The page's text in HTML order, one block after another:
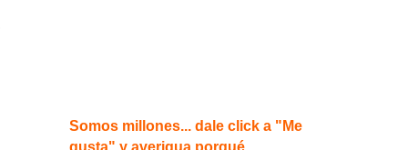
Somos millones... dale click a "Me
gusta" y averigua porqué